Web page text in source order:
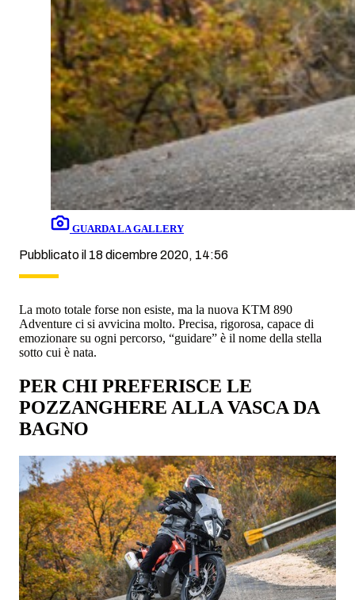
GUARDA LA GALLERY
Pubblicato il 18 dicembre 2020, 14:56
La moto totale forse non esiste, ma la nuova KTM 890
Adventure ci si avvicina molto. Precisa, rigorosa, capace di
emozionare su ogni percorso, “guidare” è il nome della stella
sotto cui è nata.
PER CHI PREFERISCE LE
POZZANGHERE ALLA VASCA DA
BAGNO